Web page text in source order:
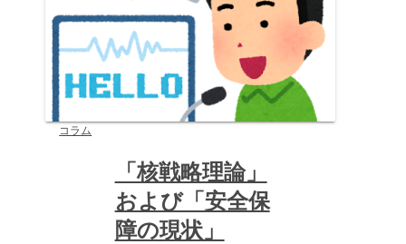
コラム
「核戦略理論」
および「安全保
障の現状」